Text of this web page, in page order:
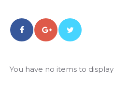
You have no items to display